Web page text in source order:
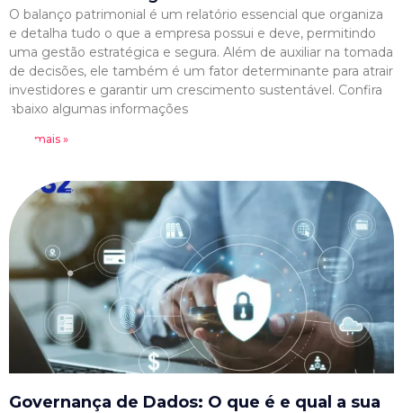
O balanço patrimonial é um relatório essencial que organiza
e detalha tudo o que a empresa possui e deve, permitindo
uma gestão estratégica e segura. Além de auxiliar na tomada
de decisões, ele também é um fator determinante para atrair
investidores e garantir um crescimento sustentável. Confira
abaixo algumas informações
Leia mais »
Governança de Dados: O que é e qual a sua